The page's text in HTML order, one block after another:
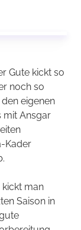
Gute kickt so
noch so
eigenen
mit Ansgar
Kader
man
Saison in